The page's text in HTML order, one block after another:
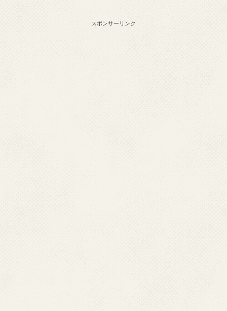
スポンサーリンク